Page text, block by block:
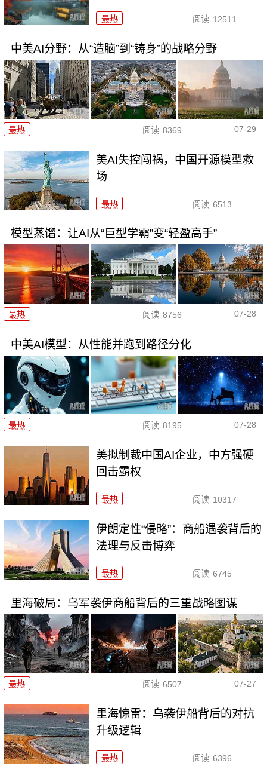
最热 阅读 12511
中美AI分野：从“造脑”到“铸身”的战略分野
最热 阅读 8369 07-29
美AI失控闯祸，中国开源模型救
场
最热 阅读 6513
模型蒸馏：让AI从“巨型学霸”变“轻盈高手”
最热 阅读 8756 07-28
中美AI模型：从性能并跑到路径分化
最热 阅读 8195 07-28
美拟制裁中国AI企业，中方强硬
回击霸权
最热 阅读 10317
伊朗定性“侵略”：商船遇袭背后的
法理与反击博弈
最热 阅读 6745
里海破局：乌军袭伊商船背后的三重战略图谋
最热 阅读 6507 07-27
里海惊雷：乌袭伊船背后的对抗
升级逻辑
最热 阅读 6396